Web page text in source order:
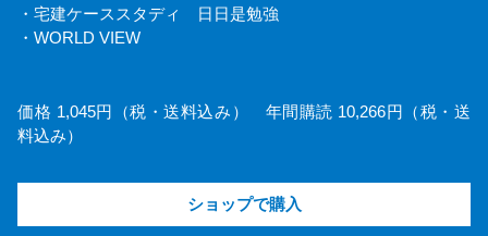
・宅建ケーススタディ 日日是勉強
・WORLD VIEW
価格 1,045円（税・送料込み） 年間購読 10,266円（税・送
料込み）
ショップで購入